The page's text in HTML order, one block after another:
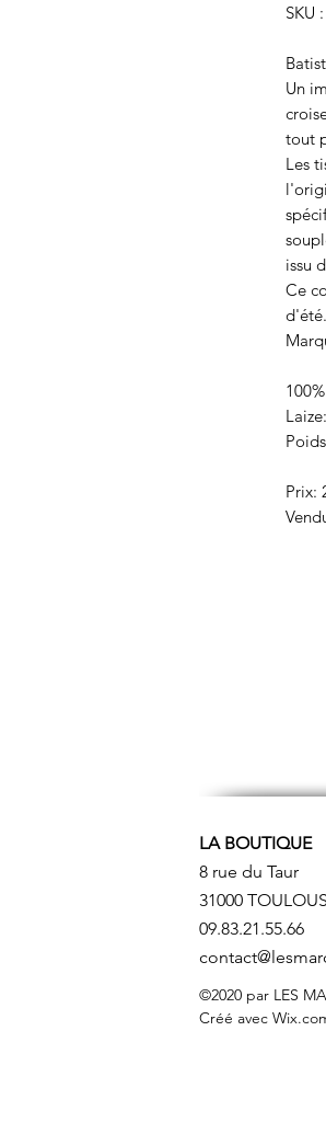
SKU
Un
tout
Les
issu
Ce
Prix:
LA BOUTIQUE
8 rue du Taur
31000
09.83.21.55.66
©2020 par LES
Créé avec